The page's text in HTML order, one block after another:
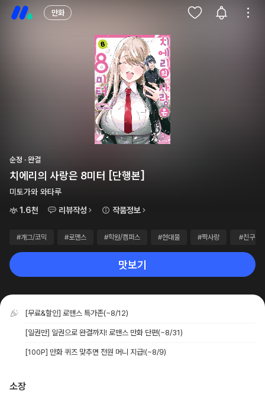
만화
순정 · 완결
치에리의 사랑은 8미터 [단행본]
미토가와 와타루
1.6천
리뷰작성 작품정보
#개그/코믹 #로맨스 #학원/캠퍼스 #현대물 #짝사랑 #친구
맛보기
[무료&할인] 로맨스 특가존(~8/12)
[일권만] 일권으로 완결까지! 로맨스 만화 단편(~8/31)
[100P] 만화 퀴즈 맞추면 전원 머니 지급!(~8/9)
소장